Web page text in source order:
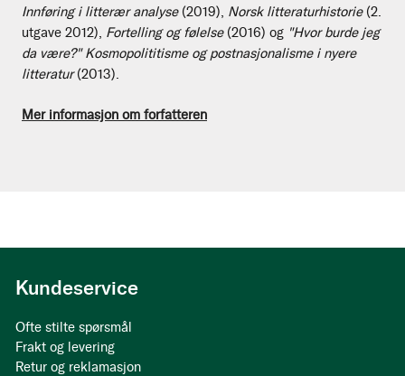
Innføring i litterær analyse(2019), Norsk litteraturhistorie(2.
utgave 2012), Fortelling og følelse (2016) og "Hvor burde jeg
da være?" Kosmopolititisme og postnasjonalisme i nyere
litteratur(2013).
Mer informasjon om forfatteren
Kundeservice
Ofte stilte spørsmål
Frakt og levering
Retur og reklamasjon